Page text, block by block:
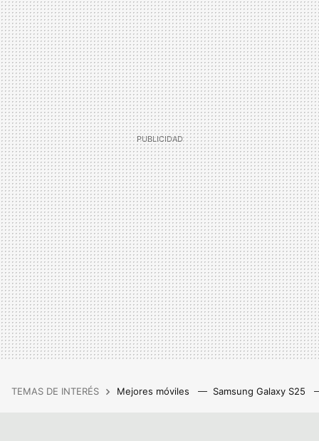
TEMAS DE INTERÉS Mejores móviles Samsung Galaxy S25